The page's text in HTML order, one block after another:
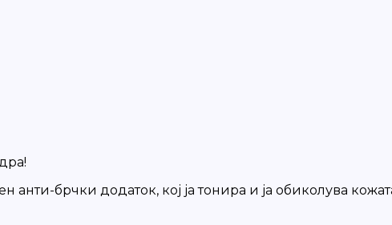
анти-брчки додаток, кој ја тонира и ја обиколува